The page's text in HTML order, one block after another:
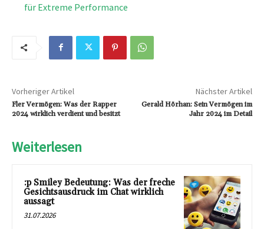
für Extreme Performance
Vorheriger Artikel
Fler Vermögen: Was der Rapper
2024 wirklich verdient und besitzt
Nächster Artikel
Gerald Hörhan: Sein Vermögen im
Jahr 2024 im Detail
Weiterlesen
:p Smiley Bedeutung: Was der freche
Gesichtsausdruck im Chat wirklich
aussagt
31.07.2026